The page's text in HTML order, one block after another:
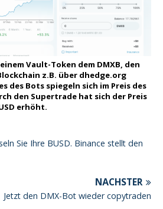
Vault-Token dem DMXB, den
z.B. über dhedge.org
des Bots spiegeln sich im Preis des
den Supertrade hat sich der Preis
erhöht.
Sie Ihre BUSD. Binance stellt den
NÄCHSTER
Jetzt den DMX-Bot wieder copytraden